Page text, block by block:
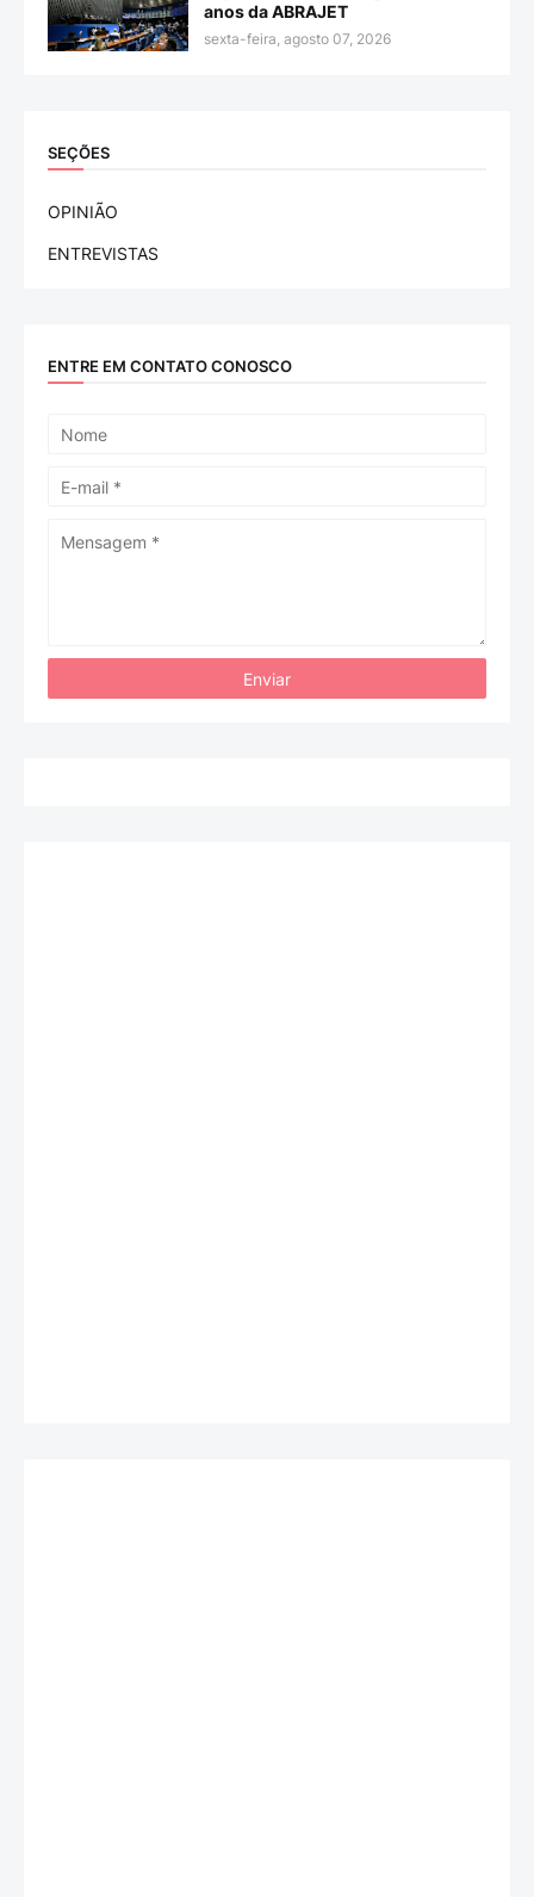
anos da ABRAJET
sexta-feira, agosto 07, 2026
SEÇÕES
OPINIÃO
ENTREVISTAS
ENTRE EM CONTATO CONOSCO